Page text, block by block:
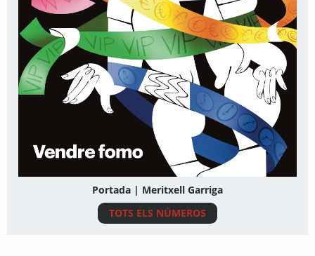
Portada | Meritxell Garriga
TOTS ELS NÚMEROS